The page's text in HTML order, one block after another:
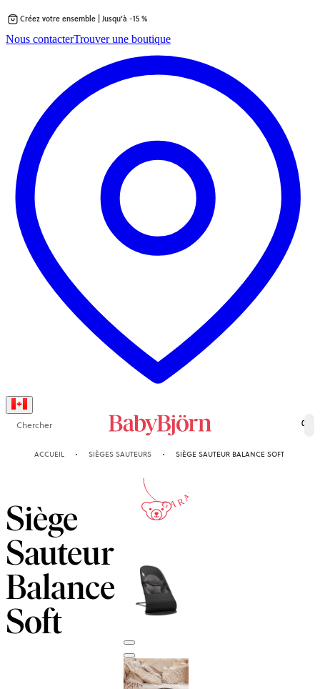
au
Créez votre ensemble | Jusqu’à -15 %
Nous contacterTrouver une boutique
Chercher 0
ACCUEIL SIÈGES SAUTEURS SIÈGE SAUTEUR BALANCE SOFT
Siège
Sauteur
Balance
Soft
10-AN
GARANTIE